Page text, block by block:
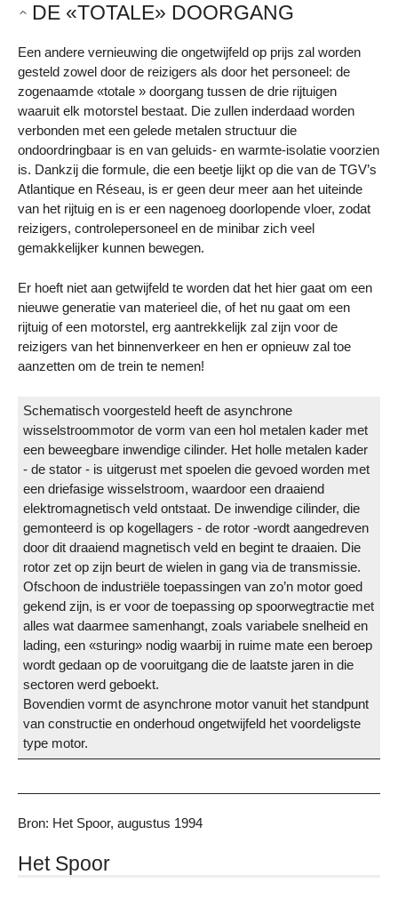
DE «TOTALE» DOORGANG
Een andere vernieuwing die ongetwijfeld op prijs zal worden
gesteld zowel door de reizigers als door het personeel: de
zogenaamde «totale » doorgang tussen de drie rijtuigen
waaruit elk motorstel bestaat. Die zullen inderdaad worden
verbonden met een gelede metalen structuur die
ondoordringbaar is en van geluids- en warmte-isolatie voorzien
is. Dankzij die formule, die een beetje lijkt op die van de TGV’s
Atlantique en Réseau, is er geen deur meer aan het uiteinde
van het rijtuig en is er een nagenoeg doorlopende vloer, zodat
reizigers, controlepersoneel en de minibar zich veel
gemakkelijker kunnen bewegen.
Er hoeft niet aan getwijfeld te worden dat het hier gaat om een
nieuwe generatie van materieel die, of het nu gaat om een
rijtuig of een motorstel, erg aantrekkelijk zal zijn voor de
reizigers van het binnenverkeer en hen er opnieuw zal toe
aanzetten om de trein te nemen!
Schematisch voorgesteld heeft de asynchrone
wisselstroommotor de vorm van een hol metalen kader met
een beweegbare inwendige cilinder. Het holle metalen kader
- de stator - is uitgerust met spoelen die gevoed worden met
een driefasige wisselstroom, waardoor een draaiend
elektromagnetisch veld ontstaat. De inwendige cilinder, die
gemonteerd is op kogellagers - de rotor -wordt aangedreven
door dit draaiend magnetisch veld en begint te draaien. Die
rotor zet op zijn beurt de wielen in gang via de transmissie.
Ofschoon de industriële toepassingen van zo’n motor goed
gekend zijn, is er voor de toepassing op spoorwegtractie met
alles wat daarmee samenhangt, zoals variabele snelheid en
lading, een «sturing» nodig waarbij in ruime mate een beroep
wordt gedaan op de vooruitgang die de laatste jaren in die
sectoren werd geboekt.
Bovendien vormt de asynchrone motor vanuit het standpunt
van constructie en onderhoud ongetwijfeld het voordeligste
type motor.
Bron: Het Spoor, augustus 1994
Het Spoor